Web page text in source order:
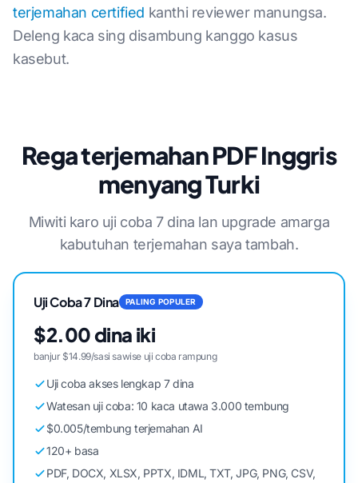
terjemahan certified kanthi reviewer manungsa.
Deleng kaca sing disambung kanggo kasus
kasebut.
Rega terjemahan PDF Inggris
menyang Turki
Miwiti karo uji coba 7 dina lan upgrade amarga
kabutuhan terjemahan saya tambah.
Uji Coba 7 Dina PALING POPULER
$2.00 dina iki
banjur $14.99/sasi sawise uji coba rampung
Uji coba akses lengkap 7 dina
Watesan uji coba: 10 kaca utawa 3.000 tembung
$0.005/tembung terjemahan AI
120+ basa
PDF, DOCX, XLSX, PPTX, IDML, TXT, JPG, PNG, CSV,